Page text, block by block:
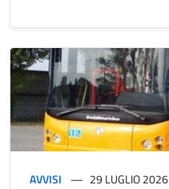
AVVISI 29 LUGLIO 2026